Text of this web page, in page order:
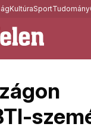
KultúraSportTudomány